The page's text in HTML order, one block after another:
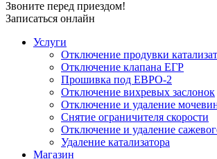
Звоните перед приездом!
Записаться онлайн
Услуги
Отключение продувки
Отключение клапана ЕГР
Прошивка под ЕВРО-2
Отключение вихревых заслонок
Отключение и удаление
Снятие ограничителя скорости
Отключение и удаление
Удаление катализатора
Магазин